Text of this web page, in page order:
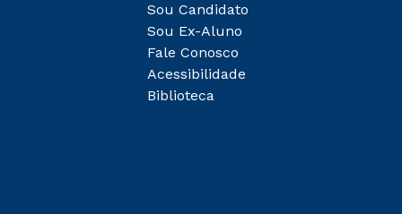
Sou Candidato
Sou Ex-Aluno
Fale Conosco
Acessibilidade
Biblioteca